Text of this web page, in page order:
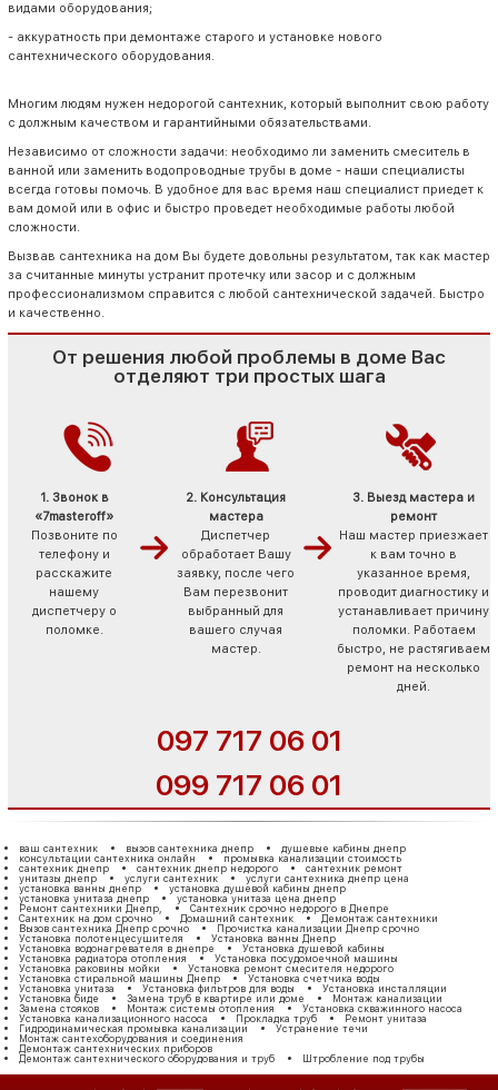
видами оборудования;
- аккуратность при демонтаже старого и установке нового
сантехнического оборудования.
Многим людям нужен недорогой сантехник, который выполнит свою работу
с должным качеством и гарантийными обязательствами.
Независимо от сложности задачи: необходимо ли заменить смеситель в
ванной или заменить водопроводные трубы в доме - наши специалисты
всегда готовы помочь. В удобное для вас время наш специалист приедет к
вам домой или в офис и быстро проведет необходимые работы любой
сложности.
Вызвав сантехника на дом Вы будете довольны результатом, так как мастер
за считанные минуты устранит протечку или засор и с должным
профессионализмом справится с любой сантехнической задачей. Быстро
и качественно.
От решения любой проблемы в доме Вас
отделяют три простых шага
1. Звонок в
«7masteroff»
Позвоните по
телефону и
расскажите
нашему
диспетчеру о
поломке.
2. Консультация
мастера
Диспетчер
обработает Вашу
заявку, после чего
Вам перезвонит
выбранный для
вашего случая
мастер.
3. Выезд мастера и
ремонт
Наш мастер приезжает
к вам точно в
указанное время,
проводит диагностику и
устанавливает причину
поломки. Работаем
быстро, не растягиваем
ремонт на несколько
дней.
097 717 06 01
099 717 06 01
ваш сантехник вызов сантехника днепр
душевые кабины днепр
консультации сантехника онлайн
промывка канализации стоимость
сантехник днепр
сантехник днепр недорого
сантехник ремонт
унитазы днепр
услуги сантехник
услуги сантехника днепр цена
установка ванны днепр
установка душевой кабины днепр
установка унитаза днепр
установка унитаза цена днепр
Ремонт сантехники Днепр,
Сантехник срочно недорого в Днепре
Сантехник на дом срочно
Домашний сантехник
Демонтаж сантехники
Вызов сантехника Днепр срочно
Прочистка канализации Днепр срочно
Установка полотенцесушителя
Установка ванны Днепр
Установка водонагревателя в днепре
Установка душевой кабины
Установка радиатора отопления
Установка посудомоечной машины
Установка раковины мойки
Установка ремонт смесителя недорого
Установка стиральной машины Днепр
Установка счетчика воды
Установка унитаза
Установка фильтров для воды
Установка инсталляции
Установка биде
Замена труб в квартире или доме
Монтаж канализации
Замена стояков
Монтаж системы отопления
Установка скважинного насоса
Установка канализационного насоса
Прокладка труб
Ремонт унитаза
Гидродинамическая промывка канализации
Устранение течи
Монтаж сантехоборудования и соединения
Демонтаж сантехнических приборов
Демонтаж сантехнического оборудования и труб
Штробление под трубы